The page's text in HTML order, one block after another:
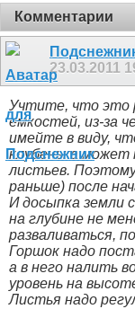
Комментарии
23.03.2011
Учтите, что это
емкостей, из-за
имейте в виду,
клубенька может
листьев.
раньше) после
И досыпка земли
на глубине не
разваливаться,
Горшок надо
а в него налить
уровень на
Листья надо